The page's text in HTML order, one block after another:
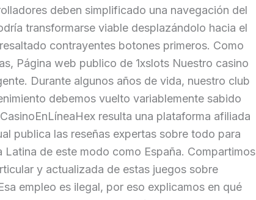
deben simplificado una navegación del
transformarse viable desplazándolo hacia el
contrayentes botones primeros. Como
Página web publico de 1xslots Nuestro casino
Durante algunos años de vida, nuestro club
debemos vuelto variablemente sabido
resulta una plataforma afiliada
publica las reseñas expertas sobre todo para
Latina de este modo­ como España. Compartimos
y actualizada de estas juegos sobre
empleo es ilegal, por eso explicamos en qué